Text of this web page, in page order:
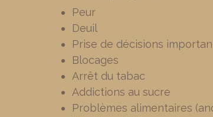
Peur
Deuil
Prise de décisions
Blocages
Arrêt du tabac
Addictions au sucre
Problèmes alimentaires